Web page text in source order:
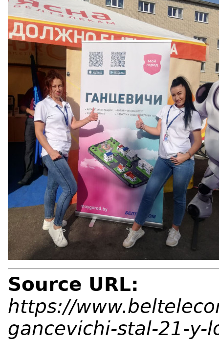
Source URL:
https://
gancevichi-stal-21-y-